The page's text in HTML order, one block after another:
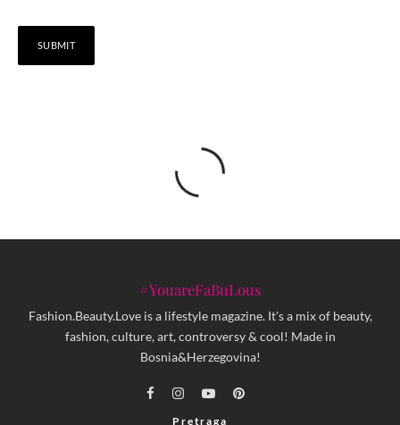
#YouareFaBuLous
Fashion.Beauty.Love is a lifestyle magazine. It's a mix of beauty,
fashion, culture, art, controversy & cool! Made in
Bosnia&Herzegovina!
Pretraga